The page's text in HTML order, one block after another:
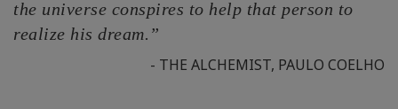
the universe conspires to help that person to
realize his dream.”
- THE ALCHEMIST, PAULO COELHO